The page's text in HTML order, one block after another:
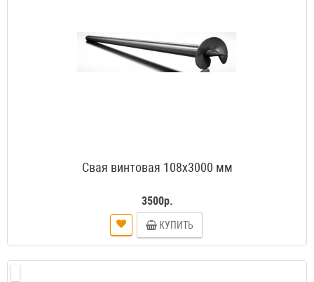
Свая винтовая 108х3000 мм
3500р.
КУПИТЬ